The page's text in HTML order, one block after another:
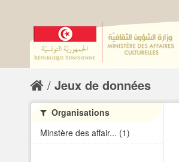
Jeux de données
Organisations
Minstère des affair... (1)